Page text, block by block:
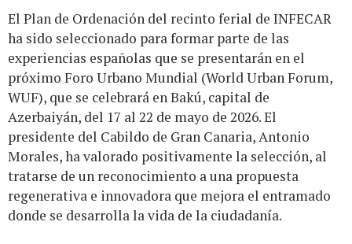
El Plan de Ordenación del recinto ferial de INFECAR
ha sido seleccionado para formar parte de las
experiencias españolas que se presentarán en el
próximo Foro Urbano Mundial (World Urban Forum,
WUF), que se celebrará en Bakú, capital de
Azerbaiyán, del 17 al 22 de mayo de 2026. El
presidente del Cabildo de Gran Canaria, Antonio
Morales, ha valorado positivamente la selección, al
tratarse de un reconocimiento a una propuesta
regenerativa e innovadora que mejora el entramado
donde se desarrolla la vida de la ciudadanía.